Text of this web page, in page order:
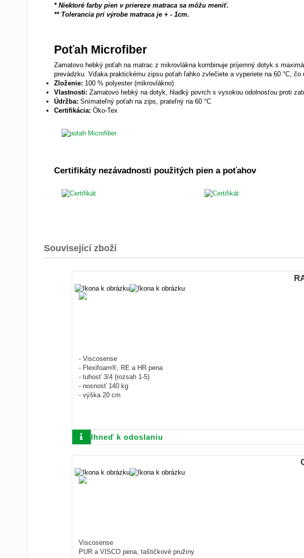
* Niektoré farby pien v priereze matraca sa môžu meniť.
** Tolerancia pri výrobe matraca je + - 1cm.
Poťah Microfiber
Zamatovo hebký poťah na matrac z mikrovlákna kombinuje príjemný dotyk s
prevádzku. Vďaka praktickému zipsu poťah ľahko zvlečiete a vyperiete na 60 °C,
Zloženie: 100 % polyester (mikrovlákno)
Vlastnosti: Zamatovo hebký na dotyk, hladký povrch s vysokou odolnosťou proti
Údržba: Snímateľný poťah na zips, prateľný na 60 °C
Certifikácia: Öko-Tex
Certifikáty nezávadnosti použitých pien a poťahov
Související zboží
- Viscosense
- Flexifoam®, RE a HR pena
- tuhosť 3/4 (rozsah 1-5)
- nosnosť 140 kg
- výška 20 cm
Ihneď k odoslaniu
Viscosense
PUR a VISCO pena, taštičkové pružiny